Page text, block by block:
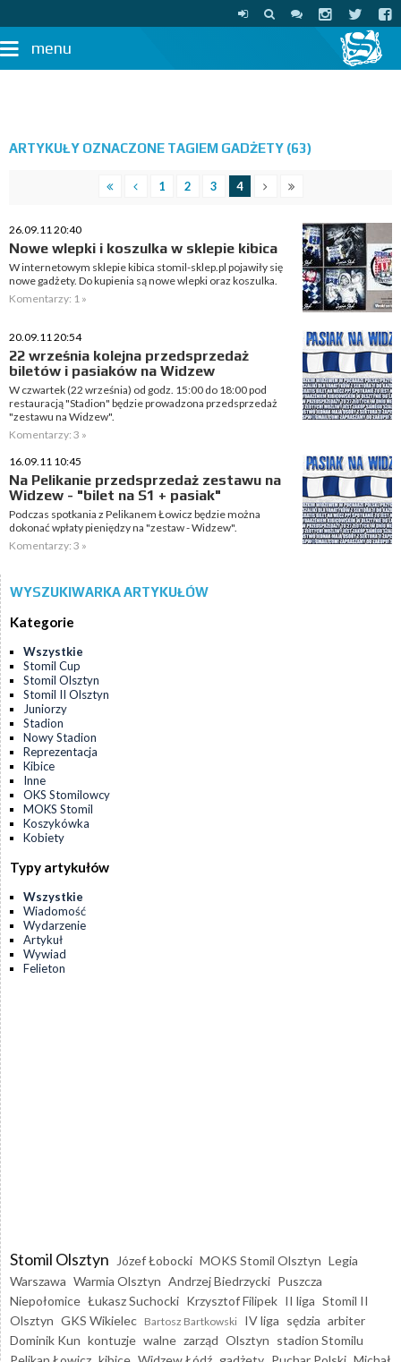
menu
ARTYKUŁY OZNACZONE TAGIEM GADŻETY (63)
1 2 3 4
26.09.11 20:40
Nowe wlepki i koszulka w sklepie kibica
W internetowym sklepie kibica stomil-sklep.pl pojawiły się
nowe gadżety. Do kupienia są nowe wlepki oraz koszulka.
Komentarzy: 1 »
20.09.11 20:54
22 września kolejna przedsprzedaż
biletów i pasiaków na Widzew
W czwartek (22 września) od godz. 15:00 do 18:00 pod
restauracją "Stadion" będzie prowadzona przedsprzedaż
"zestawu na Widzew".
Komentarzy: 3 »
16.09.11 10:45
Na Pelikanie przedsprzedaż zestawu na
Widzew - "bilet na S1 + pasiak"
Podczas spotkania z Pelikanem Łowicz będzie można
dokonać wpłaty pieniędzy na "zestaw - Widzew".
Komentarzy: 3 »
WYSZUKIWARKA ARTYKUŁÓW
Kategorie
Wszystkie
Stomil Cup
Stomil Olsztyn
Stomil II Olsztyn
Juniorzy
Stadion
Nowy Stadion
Reprezentacja
Kibice
Inne
OKS Stomilowcy
MOKS Stomil
Koszykówka
Kobiety
Typy artykułów
Wszystkie
Wiadomość
Wydarzenie
Artykuł
Wywiad
Felieton
Stomil Olsztyn Józef Łobocki MOKS Stomil Olsztyn Legia
Warszawa Warmia Olsztyn Andrzej Biedrzycki Puszcza
Niepołomice Łukasz Suchocki Krzysztof Filipek II liga Stomil II
Olsztyn GKS Wikielec Bartosz Bartkowski IV liga sędzia arbiter
Dominik Kun kontuzje walne zarząd Olsztyn stadion Stomilu